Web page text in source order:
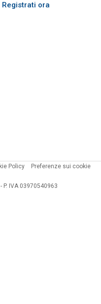
Registrati ora
Policy
Preferenze sui cookie
P. IVA 03970540963